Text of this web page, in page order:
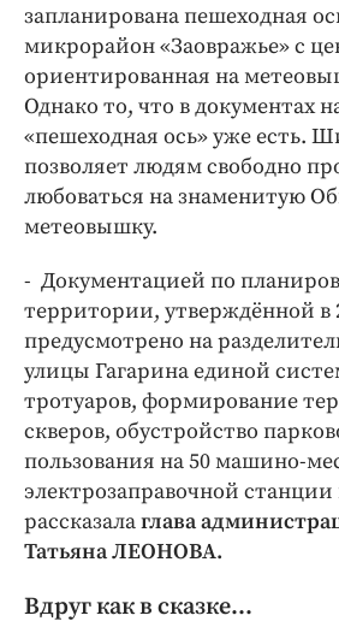
запланирована пешеходная
микрорайон «Заовражье» с
ориентированная на
Однако то, что в документах
«пешеходная ось» уже есть.
позволяет людям свободно
любоваться на знаменитую
метеовышку.
- Документацией по
территории, утверждённой в
предусмотрено на
улицы Гагарина единой
тротуаров, формирование
скверов, обустройство
пользования на 50 машино-
электрозаправочной станции
рассказалаглава
Татьяна ЛЕОНОВА.
Вдруг как в сказке…